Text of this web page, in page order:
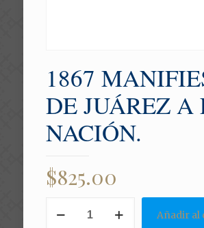
1867
DE JUÁREZ A
NACIÓN.
$825.00
MANIFIESTO
Añadir al